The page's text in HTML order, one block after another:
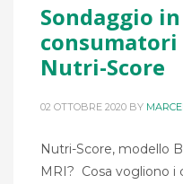
Sondaggio
Nutri-Score
02 OTTOBRE 2020 BY
Nutri-Score, modello
MRI? Cosa vogliono